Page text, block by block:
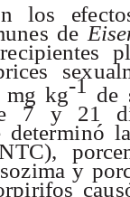
n los efecto
unes de Eise
recipientes pl
rices sexual
mg kg-1 de
7 y 21 d
determinó la
TC), porce
ozima y po
rpirifos caus